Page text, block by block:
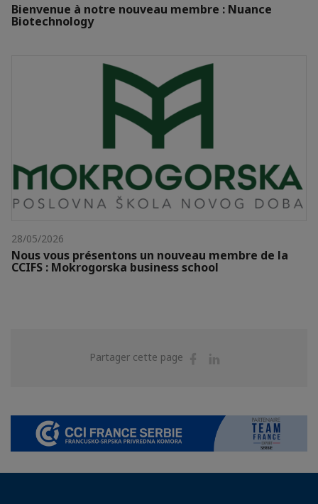
Bienvenue à notre nouveau membre : Nuance
Biotechnology
28/05/2026
Nous vous présentons un nouveau membre de la
CCIFS : Mokrogorska business school
Partager cette page
Partager